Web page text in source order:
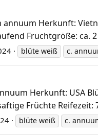
annuum Herkunft:
Fruchtgröße: ca.
blüte weiß c.
Herkunft: USA
Früchte
blüte weiß c.